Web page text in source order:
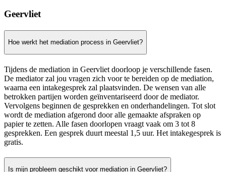
Geervliet
Hoe werkt het mediation process in Geervliet?
Tijdens de mediation in Geervliet doorloop je verschillende fasen.
De mediator zal jou vragen zich voor te bereiden op de mediation,
waarna een intakegesprek zal plaatsvinden. De wensen van alle
betrokken partijen worden geïnventariseerd door de mediator.
Vervolgens beginnen de gesprekken en onderhandelingen. Tot slot
wordt de mediation afgerond door alle gemaakte afspraken op
papier te zetten. Alle fasen doorlopen vraagt vaak om 3 tot 8
gesprekken. Een gesprek duurt meestal 1,5 uur. Het intakegesprek is
gratis.
Is mijn probleem geschikt voor mediation in Geervliet?